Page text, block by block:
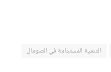
التنمية المستدامة في الصومال